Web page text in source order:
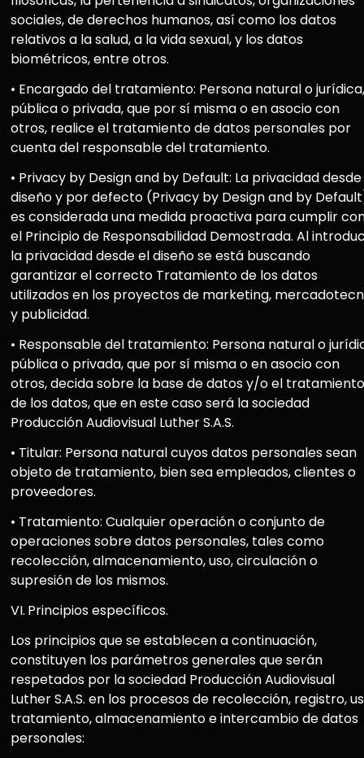
sociales, de derechos humanos, así como los datos
relativos a la salud, a la vida sexual, y los datos
biométricos, entre otros.
• Encargado del tratamiento: Persona natural o jurídica,
pública o privada, que por sí misma o en asocio con
otros, realice el tratamiento de datos personales por
cuenta del responsable del tratamiento.
• Privacy by Design and by Default: La privacidad
diseño y por defecto (Privacy by Design and by
es considerada una medida proactiva para cumplir
el Principio de Responsabilidad Demostrada. Al
la privacidad desde el diseño se está buscando
garantizar el correcto Tratamiento de los datos
utilizados en los proyectos de marketing,
y publicidad.
• Responsable del tratamiento: Persona natural o
pública o privada, que por sí misma o en asocio con
otros, decida sobre la base de datos y/o el tratamiento
de los datos, que en este caso será la sociedad
Producción Audiovisual Luther S.A.S.
• Titular: Persona natural cuyos datos personales sean
objeto de tratamiento, bien sea empleados, clientes o
proveedores.
• Tratamiento: Cualquier operación o conjunto de
operaciones sobre datos personales, tales como
recolección, almacenamiento, uso, circulación o
supresión de los mismos.
VI. Principios específicos.
Los principios que se establecen a continuación,
constituyen los parámetros generales que serán
respetados por la sociedad Producción Audiovisual
Luther S.A.S. en los procesos de recolección, registro,
tratamiento, almacenamiento e intercambio de datos
personales: